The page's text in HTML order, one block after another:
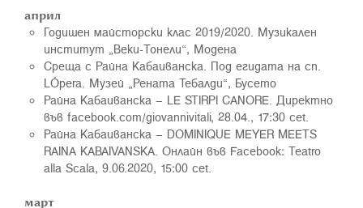
април
Годишен майсторски клас 2019/2020. Музикален
институт „Веки-Тонели“, Модена
Среща с Райна Кабаиванска. Под егидата на сп.
LÓpera. Музей „Рената Тебалди“, Бусето
Райна Кабаиванска – LE STIRPI CANORE. Директно
във facebook.com/giovannivitali, 28.04., 17:30 cet.
Райна Кабаиванска – DOMINIQUE MEYER MEETS
RAINA KABAIVANSKA. Онлайн във Facebook: Teatro
alla Scala, 9.06.2020, 15:00 cet.
март